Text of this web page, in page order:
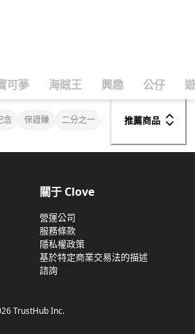
可夢 海賊王 興趣 公仔
念 保證賺 二分之一 LOOP 新特效
推薦商品
關于 Clove
營運公司
服務條款
隱私權政策
基於特定商業交易法的描述
諮詢
TrustHub Inc.